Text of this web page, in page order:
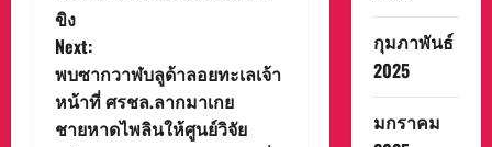
t
n
ขิง
Next:
พบซากวาฬบลูด้าลอยทะเลเจ้า
หน้าที่ ศรชล.ลากมาเกย
ชายหาดไพลินให้ศูนย์วิจัย
กุมภาพันธ์
2025
มกราคม